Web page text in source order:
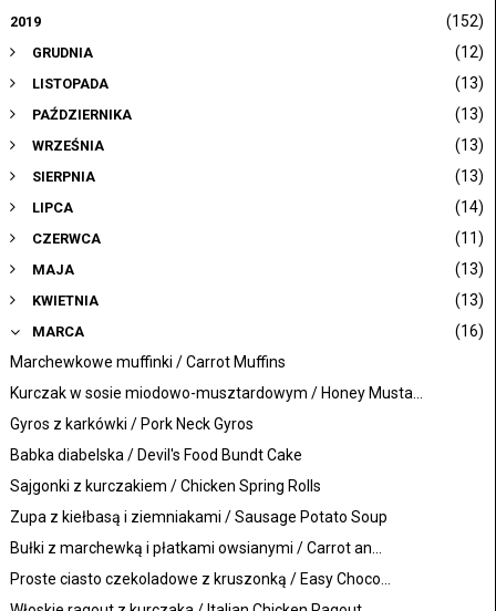
2019 (152)
GRUDNIA (12)
LISTOPADA (13)
PAŹDZIERNIKA (13)
WRZEŚNIA (13)
SIERPNIA (13)
LIPCA (14)
CZERWCA (11)
MAJA (13)
KWIETNIA (13)
MARCA
(16)
Marchewkowe muffinki / Carrot Muffins
Kurczak w sosie miodowo-musztardowym / Honey Musta...
Gyros z karkówki / Pork Neck Gyros
Babka diabelska / Devil's Food Bundt Cake
Sajgonki z kurczakiem / Chicken Spring Rolls
Zupa z kiełbasą i ziemniakami / Sausage Potato Soup
Bułki z marchewką i płatkami owsianymi / Carrot an...
Proste ciasto czekoladowe z kruszonką / Easy Choco...